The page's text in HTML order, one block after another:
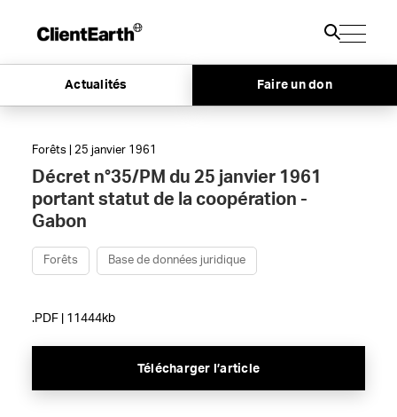
Actualités Faire un don
Forêts | 25 janvier 1961
Décret n°35/PM du 25 janvier 1961
portant statut de la coopération -
Gabon
Forêts Base de données juridique
.PDF | 11444kb
Télécharger l’article